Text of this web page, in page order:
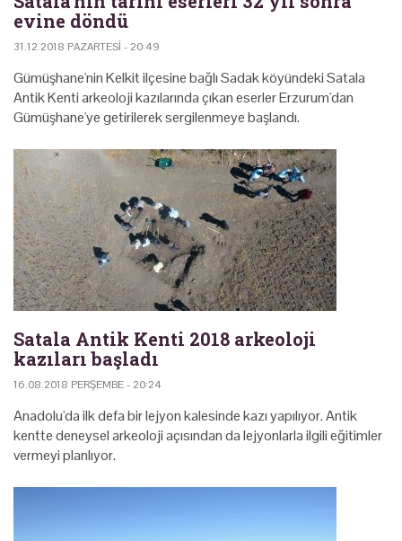
evine döndü
31.12.2018 PAZARTESI - 20:49
Gümüşhane'nin Kelkit ilçesine bağlı Sadak köyündeki Satala
Antik Kenti arkeoloji kazılarında çıkan eserler Erzurum'dan
Gümüşhane'ye getirilerek sergilenmeye başlandı.
Satala Antik Kenti 2018 arkeoloji
kazıları başladı
16.08.2018 PERŞEMBE - 20:24
Anadolu'da ilk defa bir lejyon kalesinde kazı yapılıyor. Antik
kentte deneysel arkeoloji açısından da lejyonlarla ilgili eğitimler
vermeyi planlıyor.